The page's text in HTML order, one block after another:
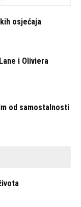
osjećaja
i Oliviera
od samostalnosti